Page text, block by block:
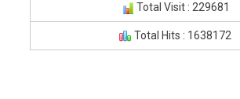
Total Visit : 229681
Total Hits : 1638172